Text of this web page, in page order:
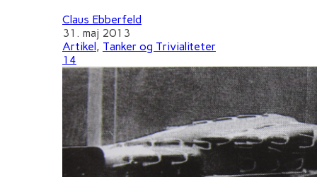
Claus Ebberfeld
31. maj 2013
Artikel , Tanker og Trivialiteter
14